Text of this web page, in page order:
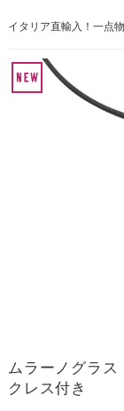
イタリア直輸入！一点
ムラーノグラ
クレス付き